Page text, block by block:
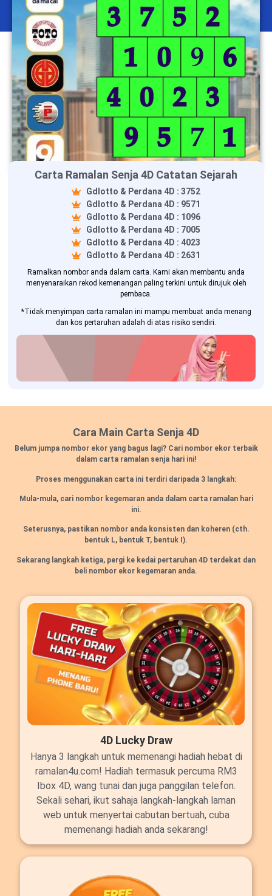
Carta Ramalan Senja 4D Catatan Sejarah
Gdlotto & Perdana 4D : 3752
Gdlotto & Perdana 4D : 9571
Gdlotto & Perdana 4D : 1096
Gdlotto & Perdana 4D : 7005
Gdlotto & Perdana 4D : 4023
Gdlotto & Perdana 4D : 2631
Ramalkan nombor anda dalam carta. Kami akan membantu anda
menyenaraikan rekod kemenangan paling terkini untuk dirujuk oleh
pembaca.
*Tidak menyimpan carta ramalan ini mampu membuat anda menang
dan kos pertaruhan adalah di atas risiko sendiri.
Cara Main Carta Senja 4D
Belum jumpa nombor ekor yang bagus lagi? Cari nombor ekor terbaik
dalam carta ramalan senja hari ini!
Proses menggunakan carta ini terdiri daripada 3 langkah:
Mula-mula, cari nombor kegemaran anda dalam carta ramalan hari
ini.
Seterusnya, pastikan nombor anda konsisten dan koheren (cth.
bentuk L, bentuk T, bentuk I).
Sekarang langkah ketiga, pergi ke kedai pertaruhan 4D terdekat dan
beli nombor ekor kegemaran anda.
4D Lucky Draw
Hanya 3 langkah untuk memenangi hadiah hebat di
ramalan4u.com! Hadiah termasuk percuma RM3
Ibox 4D, wang tunai dan juga panggilan telefon.
Sekali sehari, ikut sahaja langkah-langkah laman
web untuk menyertai cabutan bertuah, cuba
memenangi hadiah anda sekarang!